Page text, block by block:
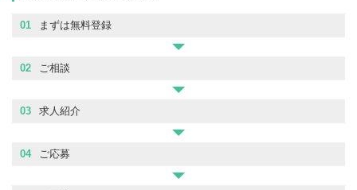
01 まずは無料登録
02 ご相談
03 求人紹介
04 ご応募